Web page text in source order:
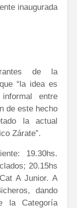
inaugurada
de la
“la idea es
entre
de este hecho
la actual
Zárate”.
19.30hs.
20.15hs
A Junior. A
dando
la Categoría